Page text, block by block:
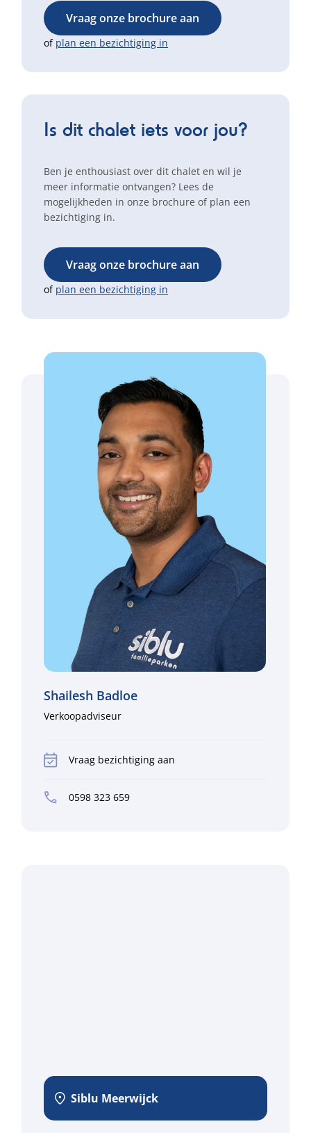
Vraag onze brochure aan
of plan een bezichtiging in
Is dit chalet iets voor jou?
Ben je enthousiast over dit chalet en wil je
meer informatie ontvangen? Lees de
mogelijkheden in onze brochure of plan een
bezichtiging in.
Vraag onze brochure aan
of plan een bezichtiging in
Shailesh Badloe
Verkoopadviseur
Vraag bezichtiging aan
0598 323 659
Siblu Meerwijck